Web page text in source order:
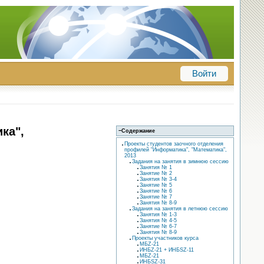
Войти
−Содержание
Проекты студентов заочного отделения
профилей "Информатика", "Математика",
2013
Задания на занятия в зимнюю сессию
Занятия № 1
Занятие № 2
Занятия № 3-4
Занятие № 5
Занятие № 6
Занятие № 7
Занятия № 8-9
Задания на занятия в летнюю сессию
Занятия № 1-3
Занятия № 4-5
Занятие № 6-7
Занятия № 8-9
Проекты участников курса
МБZ-21
ИНБZ-21 + ИНБSZ-11
МБZ-21
ИНБSZ-31